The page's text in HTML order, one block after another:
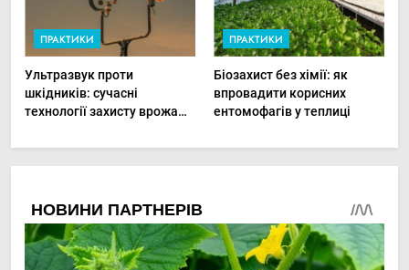
ПРАКТИКИ
Ультразвук проти
шкідників: сучасні
технології захисту врожаю
ПРАКТИКИ
Біозахист без хімії: як
впровадити корисних
ентомофагів у теплиці